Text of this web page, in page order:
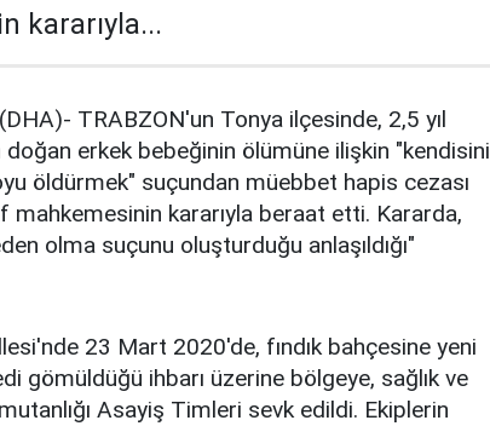
kararıyla...
TRABZON'un Tonya ilçesinde, 2,5 yıl
doğan erkek bebeğinin ölümüne ilişkin "kendisini
öldürmek" suçundan müebbet hapis cezası
mahkemesinin kararıyla beraat etti. Kararda,
olma suçunu oluşturduğu anlaşıldığı"
23 Mart 2020'de, fındık bahçesine yeni
gömüldüğü ihbarı üzerine bölgeye, sağlık ve
Asayiş Timleri sevk edildi. Ekiplerin